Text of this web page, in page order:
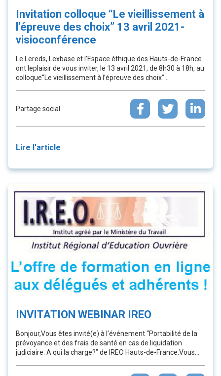
Invitation colloque “Le vieillissement à
l’épreuve des choix” 13 avril 2021-
visioconférence
Le Lereds, Lexbase et l’Espace éthique des Hauts-de-France
ont leplaisir de vous inviter, le 13 avril 2021, de 8h30 à 18h, au
colloque“Le vieillissement à l’épreuve des choix”...
Partage social
Lire l'article
INVITATION WEBINAR IREO
Bonjour,Vous êtes invité(e) à l’événement “Portabilité de la
prévoyance et des frais de santé en cas de liquidation
judiciaire: A qui la charge?” de IREO Hauts-de-France.Vous...